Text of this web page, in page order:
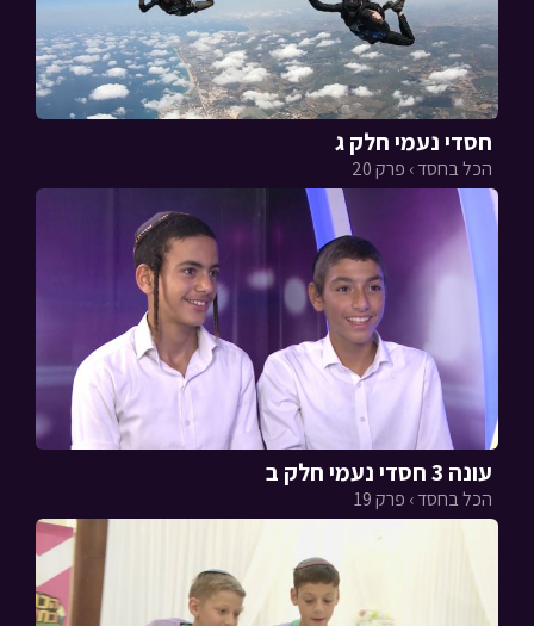
חסדי נעמי חלק ג
הכל בחסד › פרק 20
עונה 3 חסדי נעמי חלק ב
הכל בחסד › פרק 19